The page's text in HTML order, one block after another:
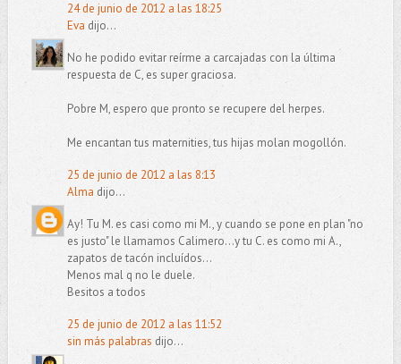
24 de junio de 2012 a las 18:25
Eva dijo...
No he podido evitar reírme a carcajadas con la última
respuesta de C, es super graciosa.
Pobre M, espero que pronto se recupere del herpes.
Me encantan tus maternities, tus hijas molan mogollón.
25 de junio de 2012 a las 8:13
Alma dijo...
Ay! Tu M. es casi como mi M., y cuando se pone en plan "no
es justo" le llamamos Calimero...y tu C. es como mi A.,
zapatos de tacón incluídos...
Menos mal q no le duele.
Besitos a todos
25 de junio de 2012 a las 11:52
sin más palabras dijo...